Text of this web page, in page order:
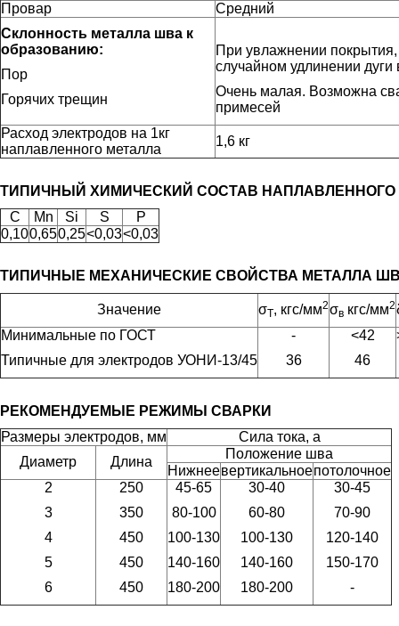
Провар
Средний
Склонность металла шва к
образованию:
Пор
Горячих трещин
При увлажнении
случайном удлинении
Очень малая. Возможна
примесей
Расход электродов на 1кг
наплавленного металла
1,6 кг
ТИПИЧНЫЙ ХИМИЧЕСКИЙ СОСТАВ НАПЛАВЛЕННОГО
C
Mn Si S
P
0,100,650,25<0,03<0,03
ТИПИЧНЫЕ МЕХАНИЧЕСКИЕ СВОЙСТВА МЕТАЛЛА
Значение σT, кгс/мм2σв кгс/мм2
Минимальные по ГОСТ
Типичные для электродов УОНИ-13/45
-
36
<42
46
РЕКОМЕНДУЕМЫЕ РЕЖИМЫ СВАРКИ
Размеры электродов, мм
Сила тока, а
Диаметр
Длина
Положение шва
Нижнеевертикальноепотолочное
2
3
4
5
6
250
350
450
450
450
45-65
80-100
100-130
140-160
180-200
30-40
60-80
100-130
140-160
180-200
30-45
70-90
120-140
150-170
-